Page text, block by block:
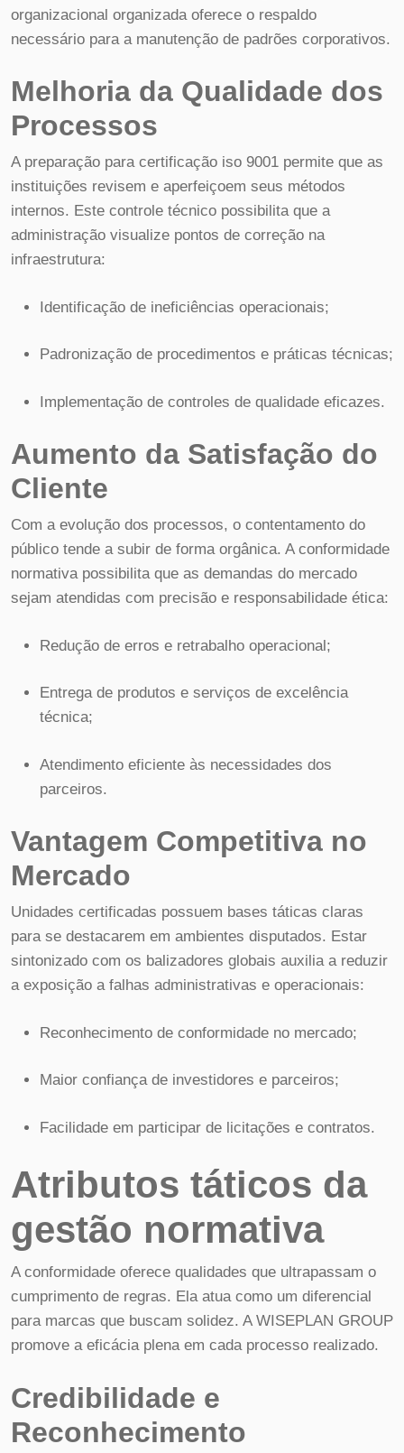
organizacional organizada oferece o respaldo
necessário para a manutenção de padrões corporativos.
Melhoria da Qualidade dos
Processos
A preparação para certificação iso 9001 permite que as
instituições revisem e aperfeiçoem seus métodos
internos. Este controle técnico possibilita que a
administração visualize pontos de correção na
infraestrutura:
Identificação de ineficiências operacionais;
Padronização de procedimentos e práticas técnicas;
Implementação de controles de qualidade eficazes.
Aumento da Satisfação do
Cliente
Com a evolução dos processos, o contentamento do
público tende a subir de forma orgânica. A conformidade
normativa possibilita que as demandas do mercado
sejam atendidas com precisão e responsabilidade ética:
Redução de erros e retrabalho operacional;
Entrega de produtos e serviços de excelência
técnica;
Atendimento eficiente às necessidades dos
parceiros.
Vantagem Competitiva no
Mercado
Unidades certificadas possuem bases táticas claras
para se destacarem em ambientes disputados. Estar
sintonizado com os balizadores globais auxilia a reduzir
a exposição a falhas administrativas e operacionais:
Reconhecimento de conformidade no mercado;
Maior confiança de investidores e parceiros;
Facilidade em participar de licitações e contratos.
Atributos táticos da
gestão normativa
A conformidade oferece qualidades que ultrapassam o
cumprimento de regras. Ela atua como um diferencial
para marcas que buscam solidez. A WISEPLAN GROUP
promove a eficácia plena em cada processo realizado.
Credibilidade e
Reconhecimento